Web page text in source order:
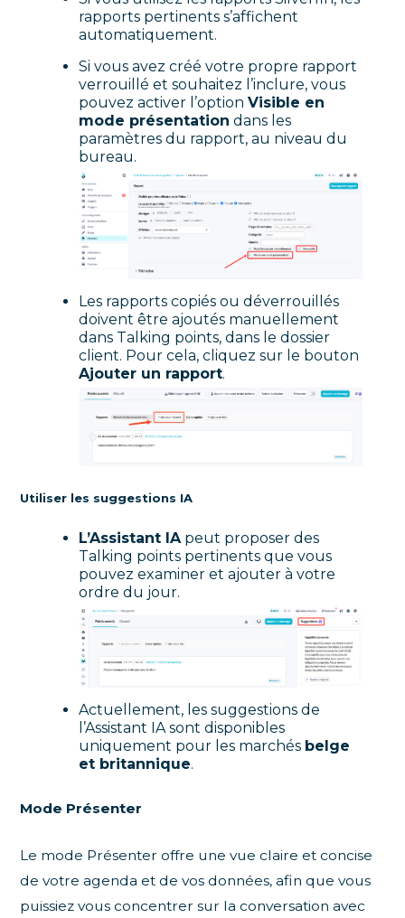
rapports pertinents s’affichent
automatiquement.
Si vous avez créé votre propre rapport
verrouillé et souhaitez l’inclure, vous
pouvez activer l’optionVisible en
mode présentation dans les
paramètres du rapport, au niveau du
bureau.
Les rapports copiés ou déverrouillés
doivent être ajoutés manuellement
dans Talking points, dans le dossier
client. Pour cela, cliquez sur le bouton
Ajouter un rapport.
Utiliser les suggestions IA
L’Assistant IApeut proposer des
Talking points pertinents que vous
pouvez examiner et ajouter à votre
ordre du jour.
Actuellement, les suggestions de
l’Assistant IA sont disponibles
uniquement pour les marchés belge
et britannique.
Mode Présenter
Le mode Présenter offre une vue claire et concise
de votre agenda et de vos données, afin que vous
puissiez vous concentrer sur la conversation avec